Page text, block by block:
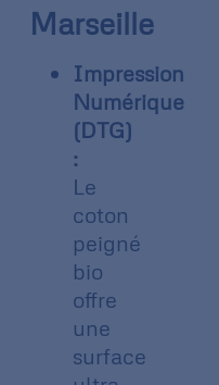
Marseille
Impression
Numérique
(DTG)
:
Le
coton
peigné
bio
offre
une
surface